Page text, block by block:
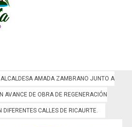
ALCALDESA AMADA ZAMBRANO JUNTO A
AVANCE DE OBRA DE REGENERACIÓN
CALLES DE RICAURTE.